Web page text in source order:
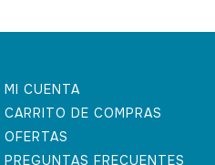
MI CUENTA
CARRITO DE COMPRAS
OFERTAS
PREGUNTAS FRECUENTES